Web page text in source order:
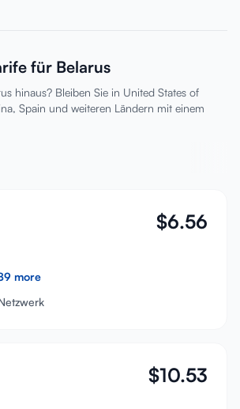
für Belarus
hinaus? Bleiben Sie in United States of
Spain und weiteren Ländern mit einem
$6.56
more
$10.53